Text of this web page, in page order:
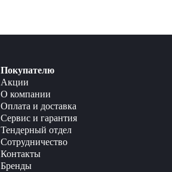
Покупателю
Акции
О компании
Оплата и доставка
Сервис и гарантия
Тендерный отдел
Сотрудничество
Контакты
Бренды